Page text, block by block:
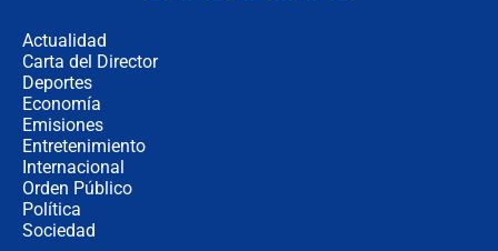
Actualidad
Carta del Director
Deportes
Economía
Emisiones
Entretenimiento
Internacional
Orden Público
Política
Sociedad